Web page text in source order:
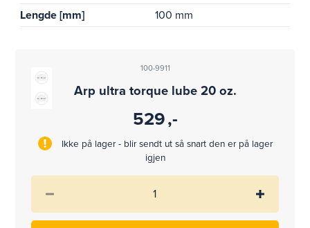
Lengde [mm]
100 mm
100-9911
Arp ultra torque lube 20 oz.
529,-
Ikke på lager - blir sendt ut så snart den er på lager
igjen